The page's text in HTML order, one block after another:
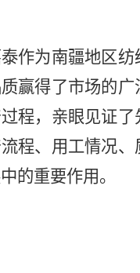
作为南疆地区
赢得了市场的
程，亲眼见证
程、用工情况
的重要作用。